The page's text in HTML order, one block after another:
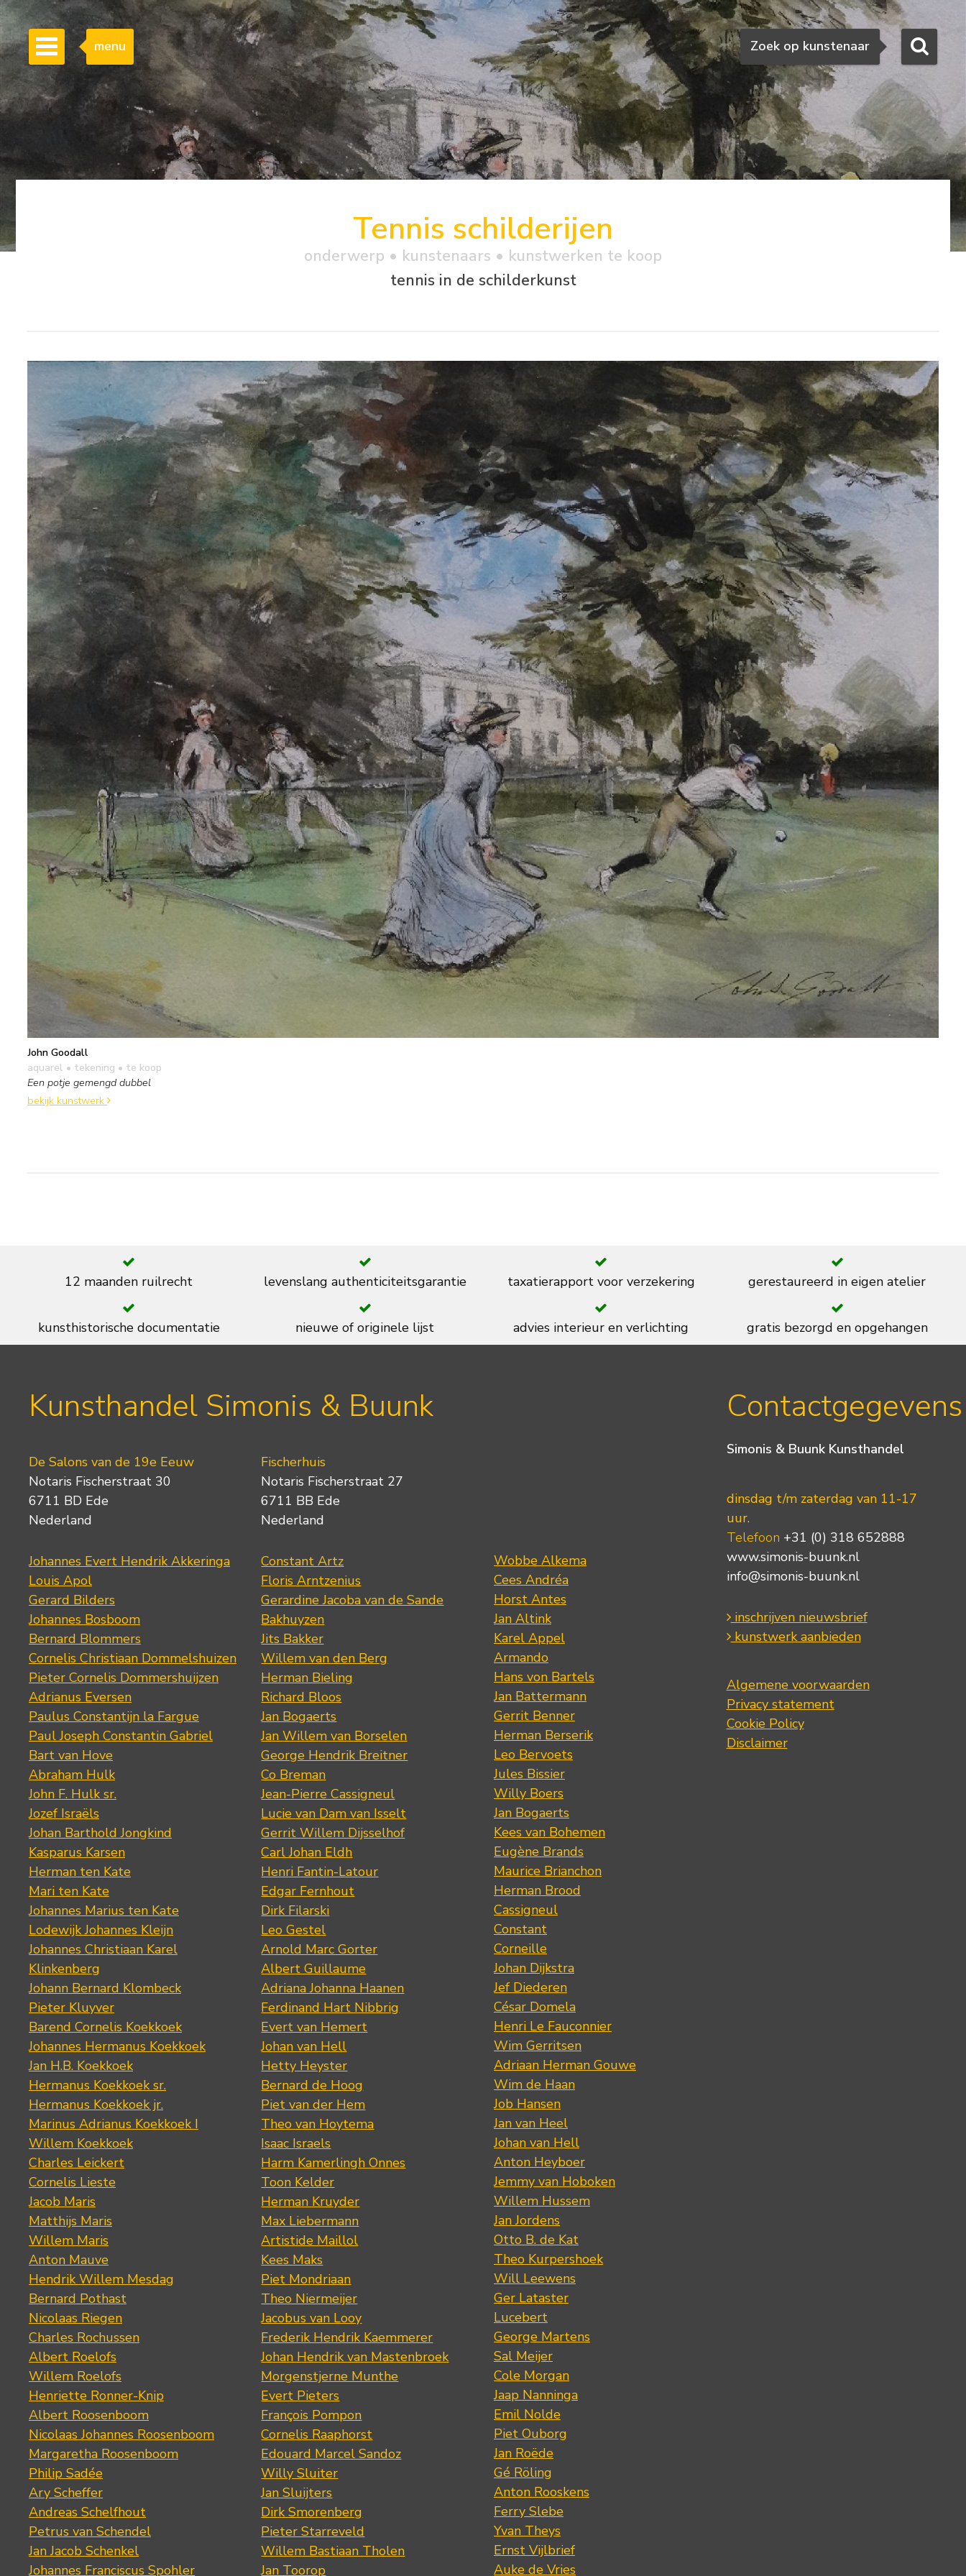
Zoeken
Zoek op kunstenaar
menu
Tennis schilderijen
onderwerp • kunstenaars • kunstwerken te koop
tennis in de schilderkunst
John Goodall
aquarel • tekening • te koop
Een potje gemengd dubbel
bekijk kunstwerk
12 maanden ruilrecht levenslang authenticiteitsgarantie taxatierapport voor verzekering gerestaureerd in eigen atelier
kunsthistorische documentatie nieuwe of originele lijst advies interieur en verlichting gratis bezorgd en opgehangen
Kunsthandel Simonis & Buunk
De Salons van de 19e Eeuw
Notaris Fischerstraat 30
6711 BD Ede
Nederland
Johannes Evert Hendrik Akkeringa
Louis Apol
Gerard Bilders
Johannes Bosboom
Bernard Blommers
Cornelis Christiaan Dommelshuizen
Pieter Cornelis Dommershuijzen
Adrianus Eversen
Paulus Constantijn la Fargue
Paul Joseph Constantin Gabriel
Bart van Hove
Abraham Hulk
John F. Hulk sr.
Jozef Israëls
Johan Barthold Jongkind
Kasparus Karsen
Herman ten Kate
Mari ten Kate
Johannes Marius ten Kate
Lodewijk Johannes Kleijn
Johannes Christiaan Karel
Klinkenberg
Johann Bernard Klombeck
Pieter Kluyver
Barend Cornelis Koekkoek
Johannes Hermanus Koekkoek
Jan H.B. Koekkoek
Hermanus Koekkoek sr.
Hermanus Koekkoek jr.
Marinus Adrianus Koekkoek I
Willem Koekkoek
Charles Leickert
Cornelis Lieste
Jacob Maris
Matthijs Maris
Willem Maris
Anton Mauve
Hendrik Willem Mesdag
Bernard Pothast
Nicolaas Riegen
Charles Rochussen
Albert Roelofs
Willem Roelofs
Henriette Ronner-Knip
Albert Roosenboom
Nicolaas Johannes Roosenboom
Margaretha Roosenboom
Philip Sadée
Ary Scheffer
Andreas Schelfhout
Petrus van Schendel
Jan Jacob Schenkel
Johannes Franciscus Spohler
Fischerhuis
Notaris Fischerstraat 27
6711 BB Ede
Nederland
Constant Artz
Floris Arntzenius
Gerardine Jacoba van de Sande
Bakhuyzen
Jits Bakker
Willem van den Berg
Herman Bieling
Richard Bloos
Jan Bogaerts
Jan Willem van Borselen
George Hendrik Breitner
Co Breman
Jean-Pierre Cassigneul
Lucie van Dam van Isselt
Gerrit Willem Dijsselhof
Carl Johan Eldh
Henri Fantin-Latour
Edgar Fernhout
Dirk Filarski
Leo Gestel
Arnold Marc Gorter
Albert Guillaume
Adriana Johanna Haanen
Ferdinand Hart Nibbrig
Evert van Hemert
Johan van Hell
Hetty Heyster
Bernard de Hoog
Piet van der Hem
Theo van Hoytema
Isaac Israels
Harm Kamerlingh Onnes
Toon Kelder
Herman Kruyder
Max Liebermann
Artistide Maillol
Kees Maks
Piet Mondriaan
Theo Niermeijer
Jacobus van Looy
Frederik Hendrik Kaemmerer
Johan Hendrik van Mastenbroek
Morgenstjerne Munthe
Evert Pieters
François Pompon
Cornelis Raaphorst
Edouard Marcel Sandoz
Willy Sluiter
Jan Sluijters
Dirk Smorenberg
Pieter Starreveld
Willem Bastiaan Tholen
Jan Toorop
Wobbe Alkema
Cees Andréa
Horst Antes
Jan Altink
Karel Appel
Armando
Hans von Bartels
Jan Battermann
Gerrit Benner
Herman Berserik
Leo Bervoets
Jules Bissier
Willy Boers
Jan Bogaerts
Kees van Bohemen
Eugène Brands
Maurice Brianchon
Herman Brood
Cassigneul
Constant
Corneille
Johan Dijkstra
Jef Diederen
César Domela
Henri Le Fauconnier
Wim Gerritsen
Adriaan Herman Gouwe
Wim de Haan
Job Hansen
Jan van Heel
Johan van Hell
Anton Heyboer
Jemmy van Hoboken
Willem Hussem
Jan Jordens
Otto B. de Kat
Theo Kurpershoek
Will Leewens
Ger Lataster
Lucebert
George Martens
Sal Meijer
Cole Morgan
Jaap Nanninga
Emil Nolde
Piet Ouborg
Jan Roëde
Gé Röling
Anton Rooskens
Ferry Slebe
Yvan Theys
Ernst Vijlbrief
Auke de Vries
Contactgegevens
Simonis & Buunk Kunsthandel
dinsdag t/m zaterdag van 11-17
uur.
Telefoon +31 (0) 318 652888
www.simonis-buunk.nl
info@simonis-buunk.nl
inschrijven nieuwsbrief
kunstwerk aanbieden
Algemene voorwaarden
Privacy statement
Cookie Policy
Disclaimer